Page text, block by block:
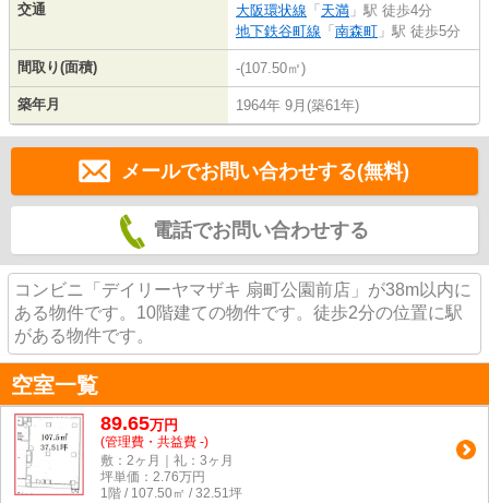
交通
大阪環状線 「 天満 」駅 徒歩4分
地下鉄谷町線 「 南森町 」駅 徒歩5分
間取り(面積) -(107.50㎡)
築年月 1964年 9月(築61年)
メールでお問い合わせする(無料)
電話でお問い合わせする
コンビニ「デイリーヤマザキ 扇町公園前店」が38m以内に
ある物件です。10階建ての物件です。徒歩2分の位置に駅
がある物件です。
空室一覧
89.65万円
(管理費・共益費 -)
敷：2ヶ月｜礼：3ヶ月
坪単価： 2.76万円
1階 / 107.50㎡ / 32.51坪